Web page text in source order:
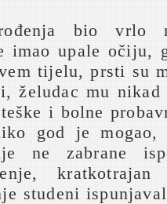
bio vrlo
imao upale očiju,
tijelu, prsti su
želudac mu
i bolne
god je mogao,
ne zabrane
kratkotrajan
studeni